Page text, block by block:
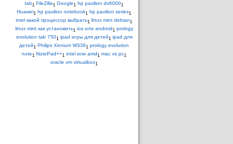
tab1 FileZilla1 Google1 hp pavilion dv60001
Huawei1 hp pavilion notebook1 hp pavilion series1
intel какой процессор выбрать1 linux mint debian1
linux mint как установить1 ios или android1 prology
evolution tab 7501 ipad игры для детей1 ipad для
детей1 Philips Xenium W3361 prology evolution
note1 NotePad++1 intel или amd1 mac vs pc1
oracle vm virtualbox1